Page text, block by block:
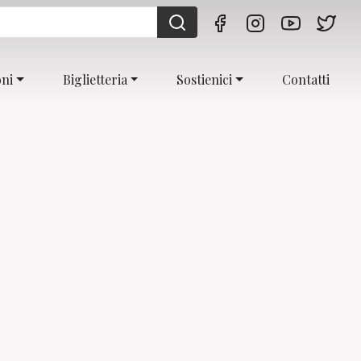
Biglietteria Sostienici Contatti